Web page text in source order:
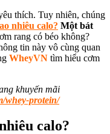
thích. Tuy nhiên, chúng
nhiêu calo? Một bát
rang có béo không?
tin này vô cùng quan
WheyVN tìm hiểu cơm
khuyến mãi
whey-protein/
calo?